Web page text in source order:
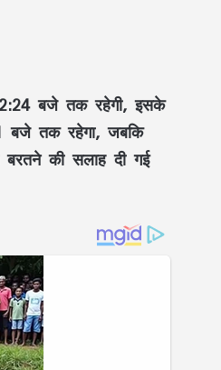
बजेतक रहेगी, इसके
बजेतक रहेगा, जबकि
की सलाह दी गई